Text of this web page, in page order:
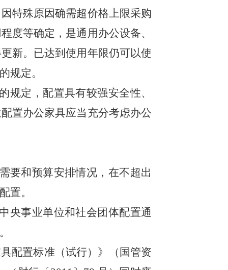
特殊原因确需超价格上限采购
度等确定，是通用办公设备、
新。已达到使用年限仍可以使
规定。
规定，配置具有较强安全性、
置办公家具应当充分考虑办公
要和预算安排情况，在不超出
置。
央事业单位和社会团体配置通
配置标准（试行）》（国管资